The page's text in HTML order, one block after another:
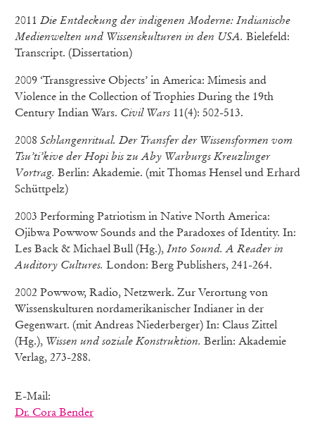
2011 Die Entdeckung der indigenen Moderne: Indianische
Medienwelten und Wissenskulturen in den USA. Bielefeld:
Transcript. (Dissertation)
2009 ‘Transgressive Objects’ in America: Mimesis and
Violence in the Collection of Trophies During the 19th
Century Indian Wars. Civil Wars 11(4): 502-513.
2008 Schlangenritual. Der Transfer der Wissensformen vom
Tsu’ti’kive der Hopi bis zu Aby Warburgs Kreuzlinger
Vortrag. Berlin: Akademie. (mit Thomas Hensel und Erhard
Schüttpelz)
2003 Performing Patriotism in Native North America:
Ojibwa Powwow Sounds and the Paradoxes of Identity. In:
Les Back & Michael Bull (Hg.), Into Sound. A Reader in
Auditory Cultures. London: Berg Publishers, 241-264.
2002 Powwow, Radio, Netzwerk. Zur Verortung von
Wissenskulturen nordamerikanischer Indianer in der
Gegenwart. (mit Andreas Niederberger) In: Claus Zittel
(Hg.), Wissen und soziale Konstruktion. Berlin: Akademie
Verlag, 273-288.
E-Mail:
Dr. Cora Bender